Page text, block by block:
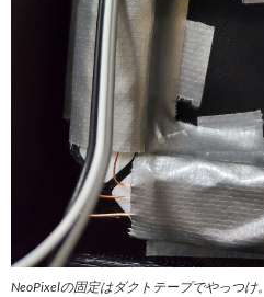
NeoPixelの固定はダクトテープでやっつけ。